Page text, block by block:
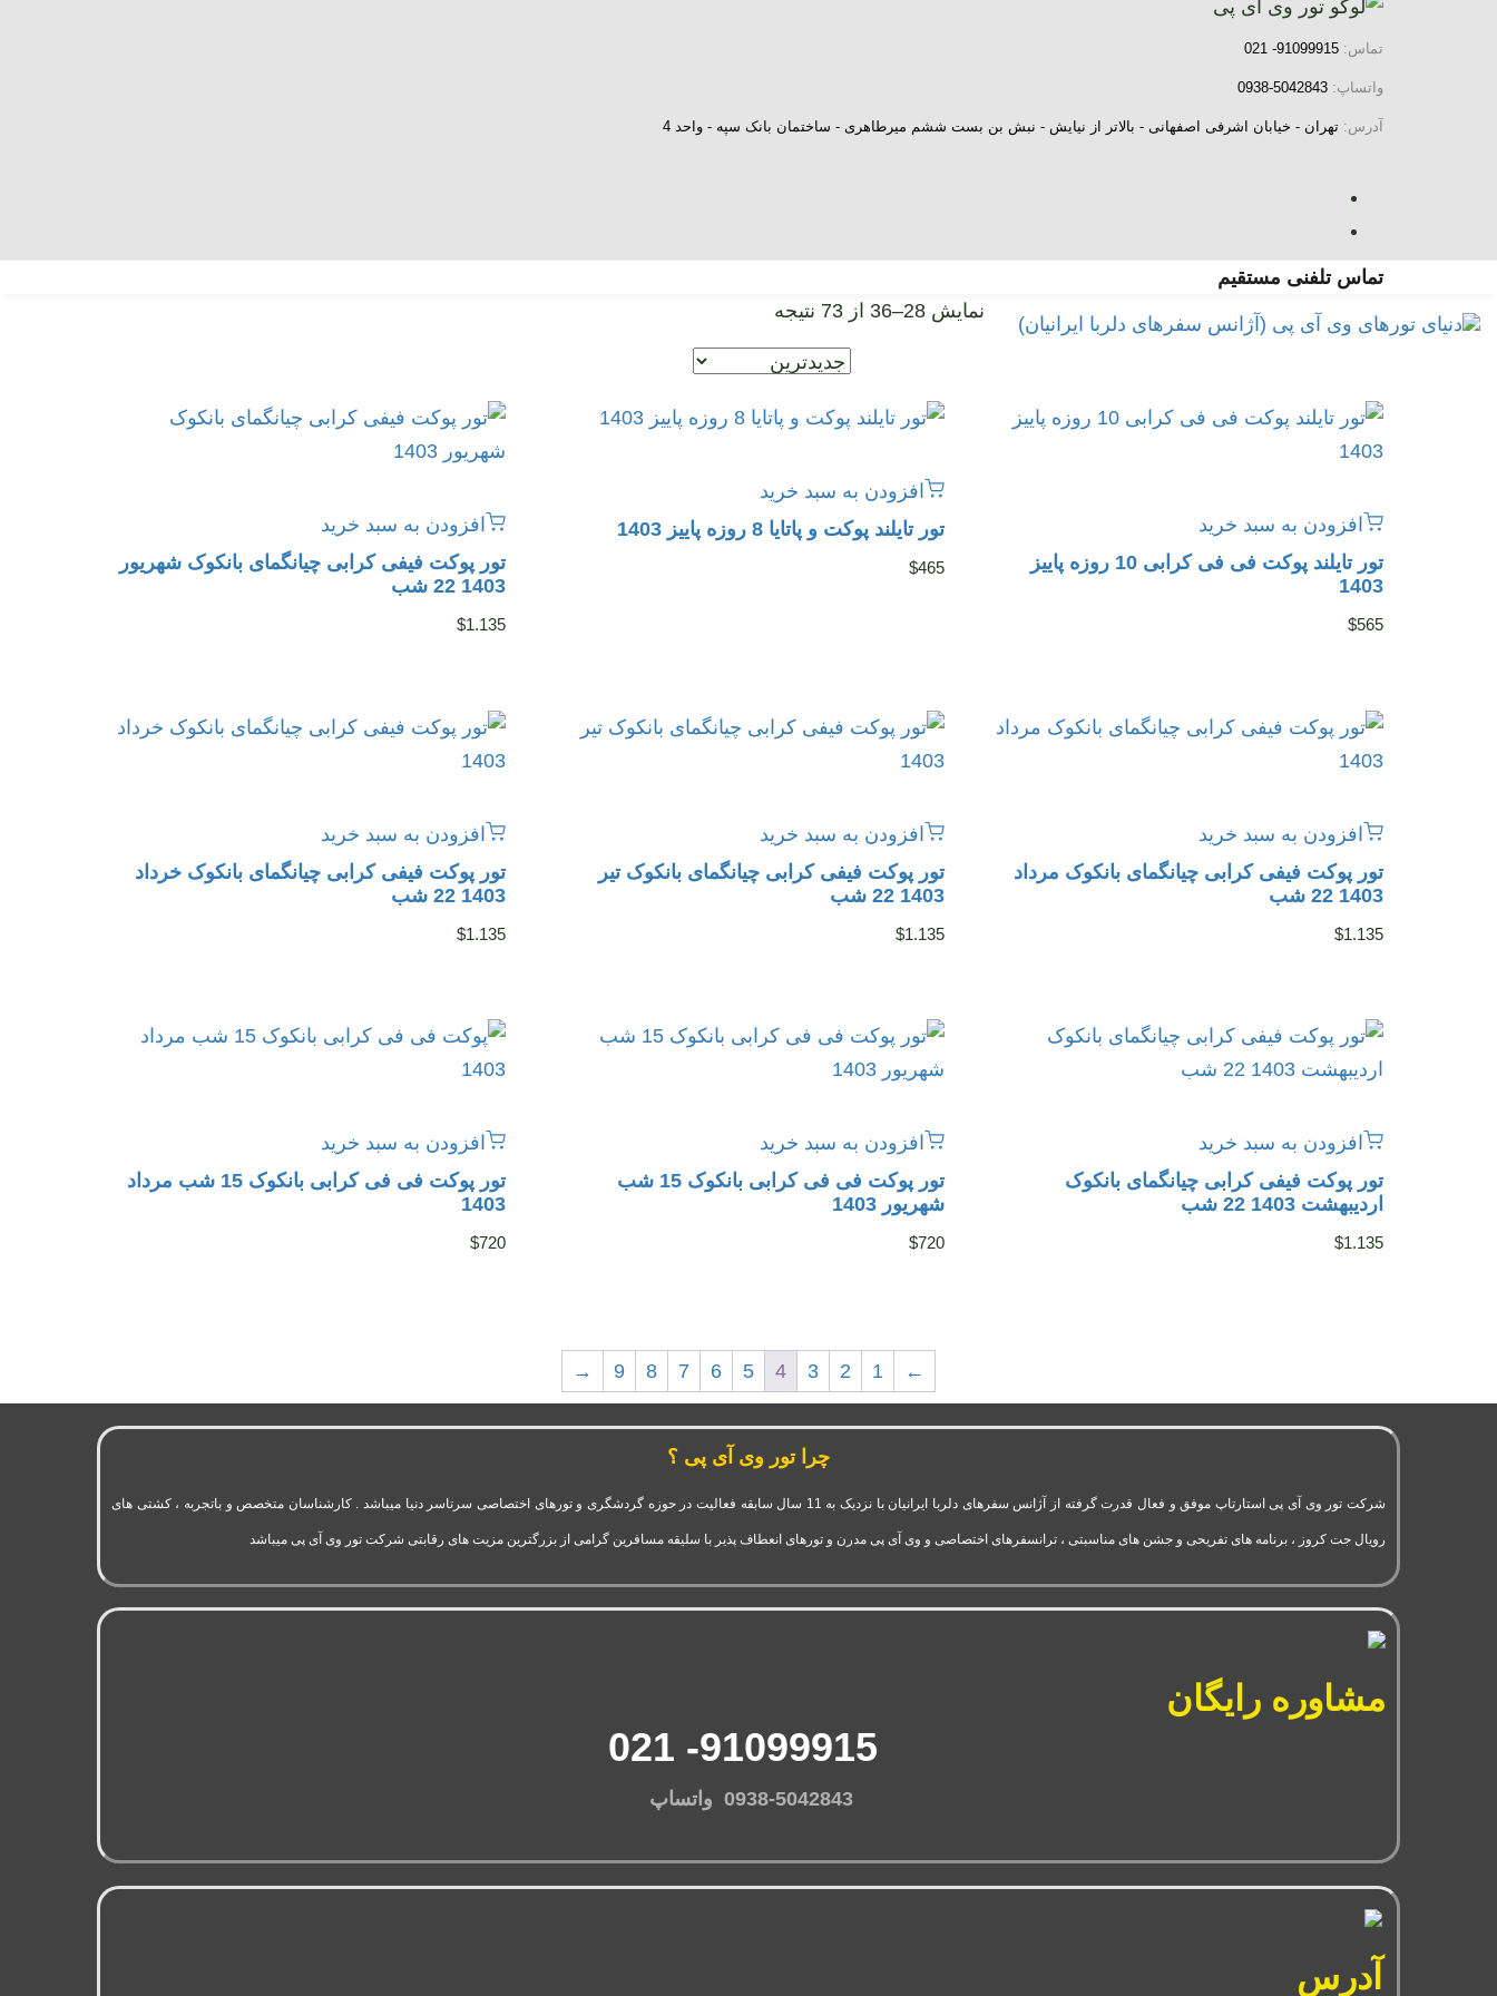
تماس: 91099915- 021
واتساپ: 5042843-0938
آدرس: تهران - خیابان اشرفی اصفهانی - بالاتر از نیایش - نبش بن بست ششم میرطاهری - ساختمان بانک سپه - واحد 4
تماس تلفنی مستقیم
نمایش 28–36 از 73 نتیجه
افزودن به سبد خرید
تور تایلند پوکت فی فی کرابی 10 روزه پاییز
1403
$565
افزودن به سبد خرید
تور تایلند پوکت و پاتایا 8 روزه پاییز 1403
$465
افزودن به سبد خرید
تور پوکت فیفی کرابی چیانگمای بانکوک شهریور
1403 22 شب
$1.135
افزودن به سبد خرید
تور پوکت فیفی کرابی چیانگمای بانکوک مرداد
1403 22 شب
$1.135
افزودن به سبد خرید
تور پوکت فیفی کرابی چیانگمای بانکوک تیر
1403 22 شب
$1.135
افزودن به سبد خرید
تور پوکت فیفی کرابی چیانگمای بانکوک خرداد
1403 22 شب
$1.135
افزودن به سبد خرید
تور پوکت فیفی کرابی چیانگمای بانکوک
اردیبهشت 1403 22 شب
$1.135
افزودن به سبد خرید
تور پوکت فی فی کرابی بانکوک 15 شب
شهریور 1403
$720
افزودن به سبد خرید
تور پوکت فی فی کرابی بانکوک 15 شب مرداد
1403
$720
←
1
2
3
4
5
6
7
8
9
→
چرا تور وی آی پی ؟
شرکت تور وی آی پی استارتاپ موفق و فعال قدرت گرفته از آژانس سفرهای دلربا ایرانیان با نزدیک به 11 سال سابقه فعالیت در حوزه گردشگری و تورهای اختصاصی سرتاسر دنیا میباشد . کارشناسان متخصص و باتجربه ، کشتی های
رویال جت کروز ، برنامه های تفریحی و جشن های مناسبتی ، ترانسفرهای اختصاصی و وی آی پی مدرن و تورهای انعطاف پذیر با سلیقه مسافرین گرامی از بزرگترین مزیت های رقابتی شرکت تور وی آی پی میباشد
مشاوره رایگان
0938-5042843 واتساپ
آدرس